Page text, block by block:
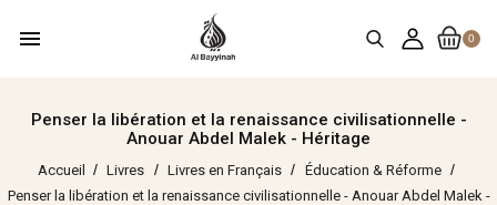
0
menu
Penser la libération et la renaissance civilisationnelle -
Anouar Abdel Malek - Héritage
Accueil Livres Livres en Français
Éducation & Réforme
Penser la libération et la renaissance civilisationnelle - Anouar Abdel Malek -